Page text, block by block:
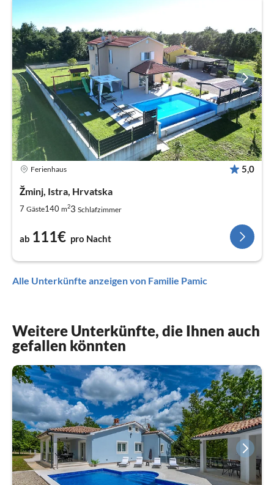
Ferienhaus 5,0
Žminj, Istra, Hrvatska
7 Gäste140 m23 Schlafzimmer
ab 111€ pro Nacht
Alle Unterkünfte anzeigen von Familie Pamic
Weitere Unterkünfte, die Ihnen auch
gefallen könnten